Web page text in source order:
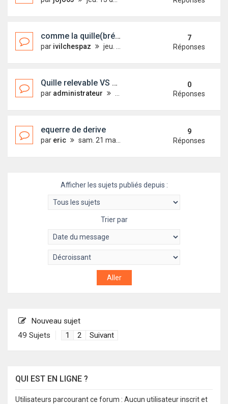
comme la quille(bréchet) lâche
par ivilchespaz jeu. 15 nov. 2012 09:47
7
Réponses
Quille relevable VS Quille fixe sur l'estran
par administrateur
0
Réponses
equerre de derive
par eric sam. 21 mai 2011 10:59
9
Réponses
Afficher les sujets publiés depuis :
Trier par
Nouveau sujet
49 Sujets
1 2 Suivant
QUI EST EN LIGNE ?
Utilisateurs parcourant ce forum : Aucun utilisateur inscrit et